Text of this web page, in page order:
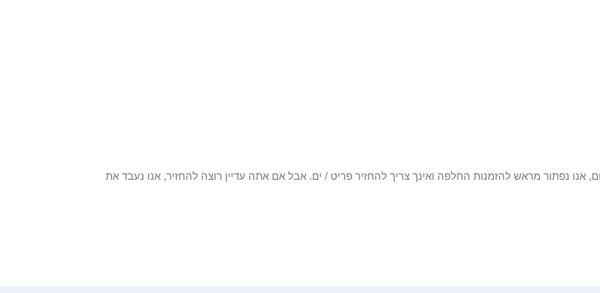
שקיבלת פריט פגום / פגום, אנו נפתור מראש להזמנות החלפה ואינך צריך להחזיר פריט / ים. אבל אם אתה עדיין רוצה להחזיר, אנו נעבד את